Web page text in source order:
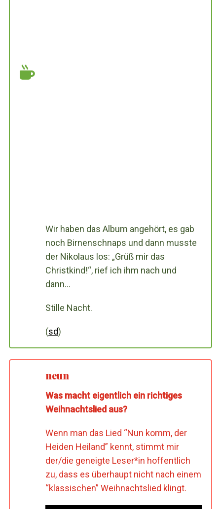
Wir haben das Album angehört, es gab
noch Birnenschnaps und dann musste
der Nikolaus los: „Grüß mir das
Christkind!“, rief ich ihm nach und
dann…
Stille Nacht.
(sd)
neun
Was macht eigentlich ein richtiges
Weihnachtslied aus?
Wenn man das Lied “Nun komm, der
Heiden Heiland” kennt, stimmt mir
der/die geneigte Leser*in hoffentlich
zu, dass es überhaupt nicht nach einem
“klassischen” Weihnachtslied klingt.